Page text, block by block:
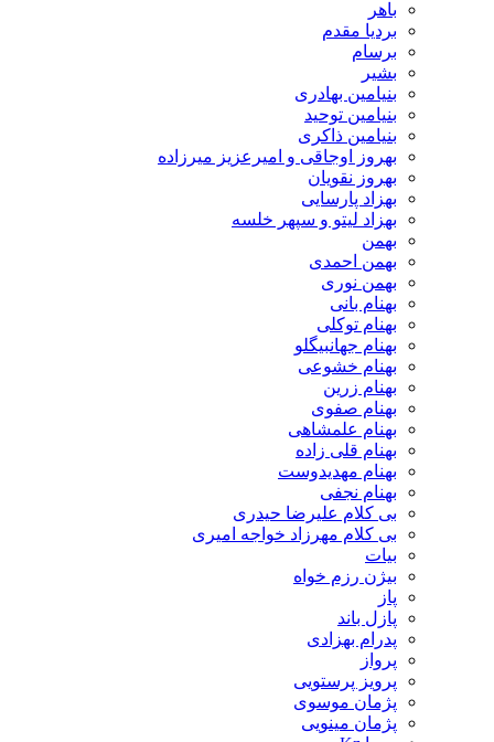
بردیا مقدم
بنیامین بهادری
بنیامین توحید
بنیامین ذاکری
بهروز اوجاقی و امیرعزیز میرزاده
بهروز نقویان
بهزاد پارسایی
بهزاد لیتو و سپهر خلسه
بهمن احمدی
بهمن نوری
بهنام بانی
بهنام توکلی
بهنام جهانبیگلو
بهنام خشوعی
بهنام زرین
بهنام صفوی
بهنام علمشاهی
بهنام قلی زاده
بهنام مهدیدوست
بهنام نجفی
بی کلام علیرضا حیدری
بی کلام مهرزاد خواجه امیری
بیژن رزم خواه
پازل باند
پدرام بهزادی
پرویز پرستویی
پژمان موسوی
پژمان مینویی